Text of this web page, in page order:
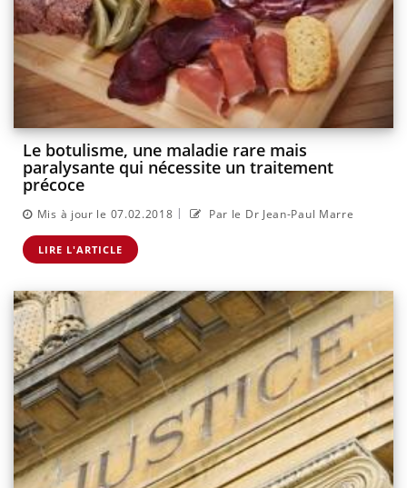
Le botulisme, une maladie rare mais
paralysante qui nécessite un traitement
précoce
Mis à jour le 07.02.2018 | Par le Dr Jean-Paul Marre
LIRE L'ARTICLE